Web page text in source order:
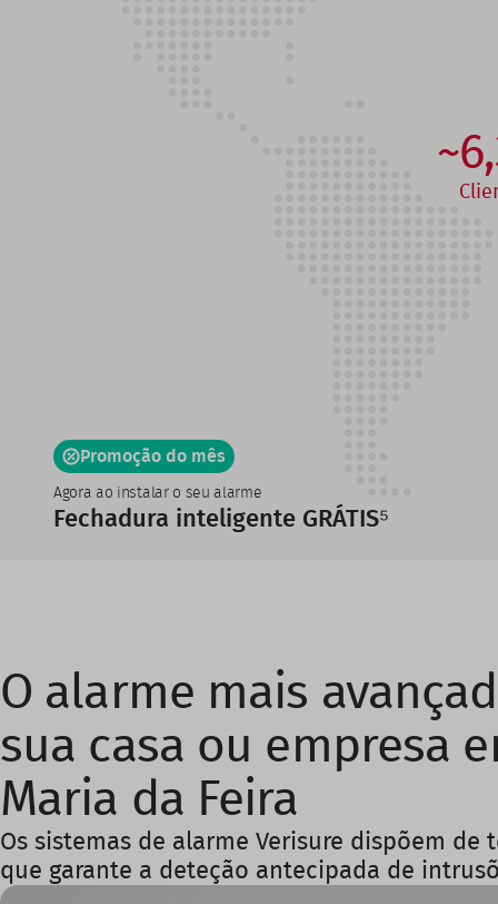
Promoção do mês
Agora ao instalar o seu alarme
Fechadura inteligente GRÁTIS⁵
O alarme mais
sua casa ou empresa
Maria da Feira
Os sistemas de alarme Verisure dispõem de
que garante a deteção antecipada de